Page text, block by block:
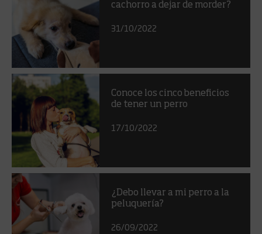
cachorro a dejar de morder?
31/10/2022
Conoce los cinco beneficios
de tener un perro
17/10/2022
¿Debo llevar a mi perro a la
peluquería?
26/09/2022